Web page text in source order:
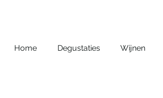
Home Degustaties Wijnen